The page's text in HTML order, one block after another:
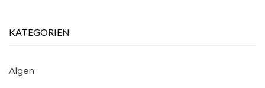
KATEGORIEN
Algen